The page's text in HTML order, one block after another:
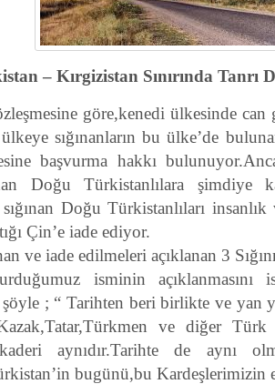
– Kırgizistan Sınırında Tanrı
göre,kenedi ülkesinde can
sığınanların bu ülke’de
başvurma hakkı
Doğu Türkistanlılara şimdiye
Doğu Türkistanlıları
Çin’e iade ediyor.
ve iade edilmeleri açıklanan 3
isminin
şöyle ; “ Tarihten beri birlikte ve yan
ve diğer
aynıdır.Tarihte de aynı
bugünü,bu Kardeşlerimizin